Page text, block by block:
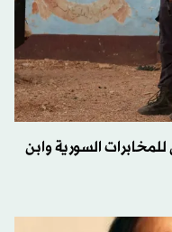
السورية وابن